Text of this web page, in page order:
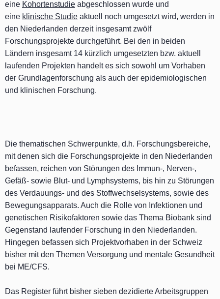
eine Kohortenstudie abgeschlossen wurde und
eine klinische Studie aktuell noch umgesetzt wird, werden in
den Niederlanden derzeit insgesamt zwölf
Forschungsprojekte durchgeführt. Bei den in beiden
Ländern insgesamt 14 kürzlich umgesetzten bzw. aktuell
laufenden Projekten handelt es sich sowohl um Vorhaben
der Grundlagenforschung als auch der epidemiologischen
und klinischen Forschung.
Die thematischen Schwerpunkte, d.h. Forschungsbereiche,
mit denen sich die Forschungsprojekte in den Niederlanden
befassen, reichen von Störungen des Immun-, Nerven-,
Gefäß- sowie Blut- und Lymphsystems, bis hin zu Störungen
des Verdauungs- und des Stoffwechselsystems, sowie des
Bewegungsapparats. Auch die Rolle von Infektionen und
genetischen Risikofaktoren sowie das Thema Biobank sind
Gegenstand laufender Forschung in den Niederlanden.
Hingegen befassen sich Projektvorhaben in der Schweiz
bisher mit den Themen Versorgung und mentale Gesundheit
bei ME/CFS.
Das Register führt bisher sieben dezidierte Arbeitsgruppen